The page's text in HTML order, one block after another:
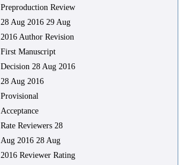
Preproduction Review
28 Aug 2016 29 Aug
2016 Author Revision
First Manuscript
Decision 28 Aug 2016
28 Aug 2016
Provisional
Acceptance
Rate Reviewers 28
Aug 2016 28 Aug
2016 Reviewer Rating